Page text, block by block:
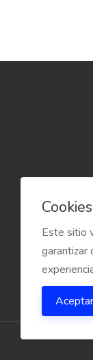
Cookies
Este sitio
garantizar
Aceptar